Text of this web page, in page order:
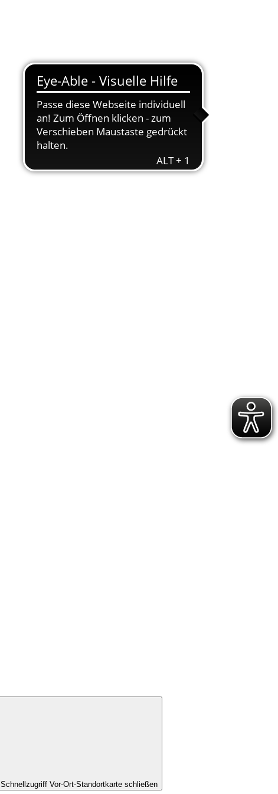
Schnellzugriff Vor-Ort-Standortkarte schließen